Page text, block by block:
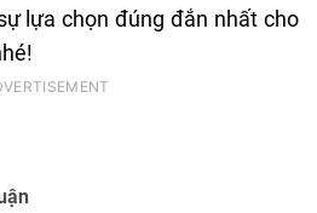
lựa chọn đúng đắn nhất cho